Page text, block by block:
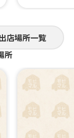
店場所一覧
所